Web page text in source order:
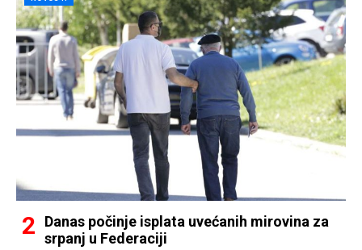
Danas počinje isplata uvećanih mirovina za
srpanj u Federaciji